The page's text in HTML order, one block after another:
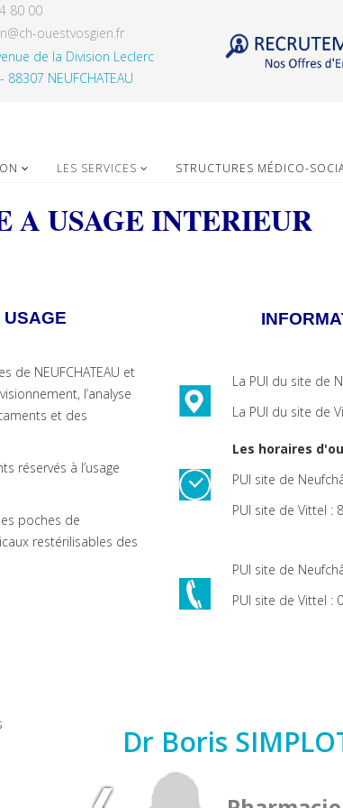
80 00
ouestvosgien.fr
de la Division Leclerc
88307 NEUFCHATEAU
LES SERVICES STRUCTURES MÉDICO-
A USAGE INTERIEUR
USAGE
de NEUFCHATEAU et
l’analyse
et des
réservés à l’usage
poches de
restérilisables des
La PUI du site de
La PUI du site de
Les horaires
PUI site de
PUI site de Vittel :
PUI site de
PUI site de Vittel :
Dr Boris